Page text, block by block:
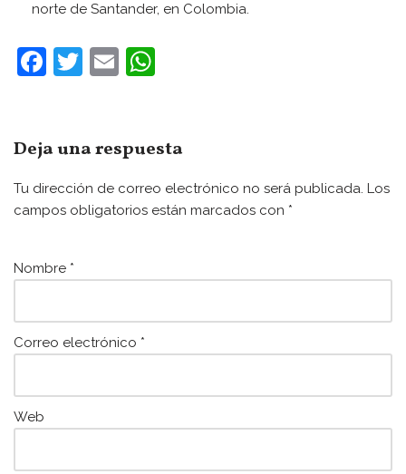
norte de Santander, en Colombia.
F
e
b
o
k
T
er
E
l
s
A
p
Deja una respuesta
Tu dirección de correo electrónico no será publicada. Los
campos obligatorios están marcados con *
Nombre *
Correo electrónico *
Web